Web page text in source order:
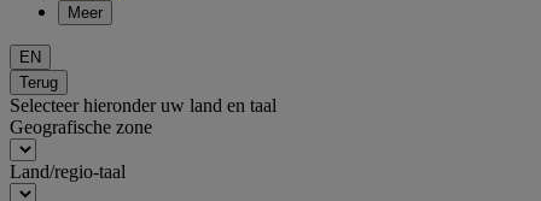
Meer
EN
Terug
Selecteer hieronder uw land en taal
Geografische zone
Land/regio-taal